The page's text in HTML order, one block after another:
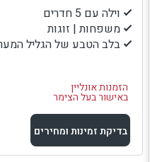
וילה עם 5 חדרים
משפחות | זוגות
בלב הטבע של הגליל
הזמנות אונליין
באישור בעל הצימר
בדיקת זמינות ומחירים